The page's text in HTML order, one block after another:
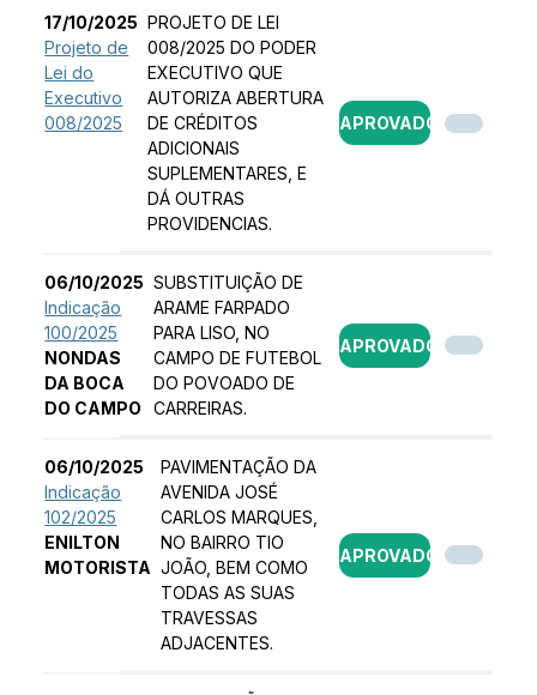
17/10/2025
Projeto de
Lei do
Executivo
008/2025
PROJETO DE LEI
008/2025 DO PODER
EXECUTIVO QUE
AUTORIZA ABERTURA
DE CRÉDITOS
ADICIONAIS
SUPLEMENTARES, E
DÁ OUTRAS
PROVIDENCIAS.
APROVADO
06/10/2025
Indicação
100/2025
NONDAS
DA BOCA
DO CAMPO
SUBSTITUIÇÃO DE
ARAME FARPADO
PARA LISO, NO
CAMPO DE FUTEBOL
DO POVOADO DE
CARREIRAS.
APROVADO
06/10/2025
Indicação
102/2025
ENILTON
MOTORISTA
PAVIMENTAÇÃO DA
AVENIDA JOSÉ
CARLOS MARQUES,
NO BAIRRO TIO
JOÃO, BEM COMO
TODAS AS SUAS
TRAVESSAS
ADJACENTES.
APROVADO